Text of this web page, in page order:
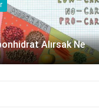
izotonik serum ne işe